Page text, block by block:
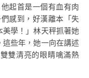
起首是一個有血有肉
感到，好漢離本「失
學！」林天秤抓著她
些年，她一向在講述
雙清亮的眼睛噙滿熱